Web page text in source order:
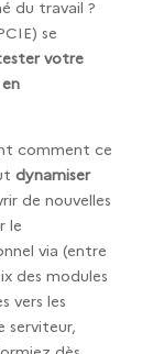
du travail ?
se
votre
comment ce
dynamiser
de nouvelles
le
via (entre
des modules
vers les
serviteur,